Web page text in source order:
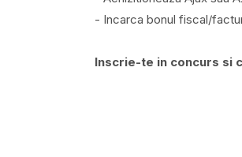
- Incarca bonul fiscal/
Inscrie-te in concurs si